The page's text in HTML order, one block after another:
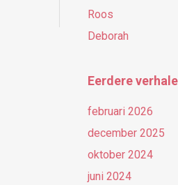
Roos
Deborah
Eerdere
februari 2026
december 2025
oktober 2024
juni 2024